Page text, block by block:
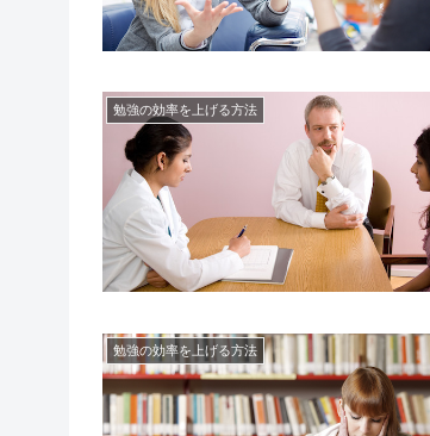
勉強の効率を上げる方法
勉強の効率を上げる方法